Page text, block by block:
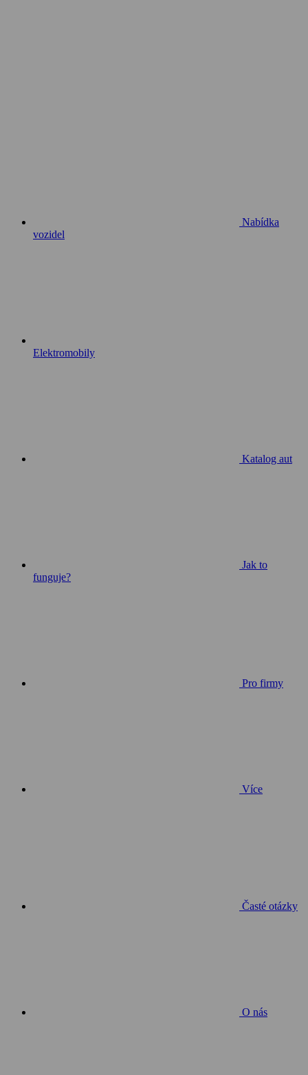
Nabídka
vozidel
Elektromobily
Katalog aut
Jak to
funguje?
Pro firmy
Více
Časté otázky
O nás